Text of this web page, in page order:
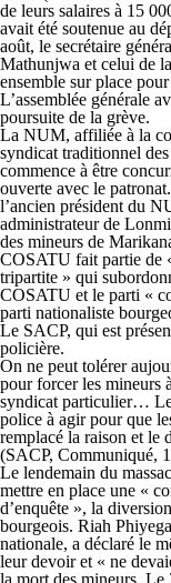
de leurs salaires à 15
avait été soutenue au
août, le secrétaire
Mathunjwa et celui de
ensemble sur place
L’assemblée générale
poursuite de la grève.
La NUM, affiliée à la
syndicat traditionnel
commence à être
ouverte avec le
l’ancien président du
administrateur de
des mineurs de
COSATU fait partie de
tripartite » qui
COSATU et le parti «
parti nationaliste
Le SACP, qui est
policière.
On ne peut tolérer
pour forcer les mineurs
syndicat particulier…
police à agir pour que
remplacé la raison et le
(SACP, Communiqué,
Le lendemain du
mettre en place une «
d’enquête », la
bourgeois. Riah
nationale, a déclaré le
leur devoir et « ne
la mort des mineurs. Le